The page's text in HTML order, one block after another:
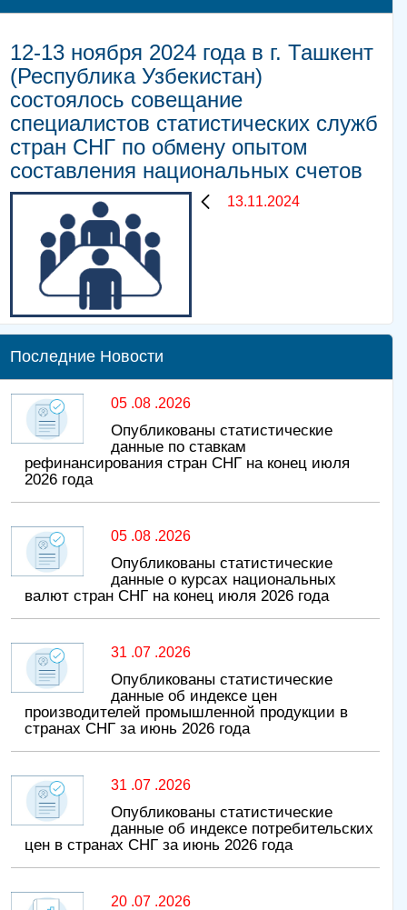
12-13 ноября 2024 года в г. Ташкент
(Республика Узбекистан)
состоялось совещание
специалистов статистических служб
стран СНГ по обмену опытом
составления национальных счетов
13.11.2024
Последние Новости
05 .08 .2026
Опубликованы статистические
данные по ставкам
рефинансирования стран СНГ на конец июля
2026 года
05 .08 .2026
Опубликованы статистические
данные о курсах национальных
валют стран СНГ на конец июля 2026 года
31 .07 .2026
Опубликованы статистические
данные об индексе цен
производителей промышленной продукции в
странах СНГ за июнь 2026 года
31 .07 .2026
Опубликованы статистические
данные об индексе потребительских
цен в странах СНГ за июнь 2026 года
20 .07 .2026